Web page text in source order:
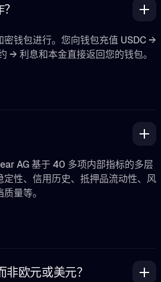
钱包进行。您向钱包充值 USDC →
→ 利息和本金直接返回您的钱包。
AG 基于 40 多项内部指标的多层
性、信用历史、抵押品流动性、风
量等。
非欧元或美元？